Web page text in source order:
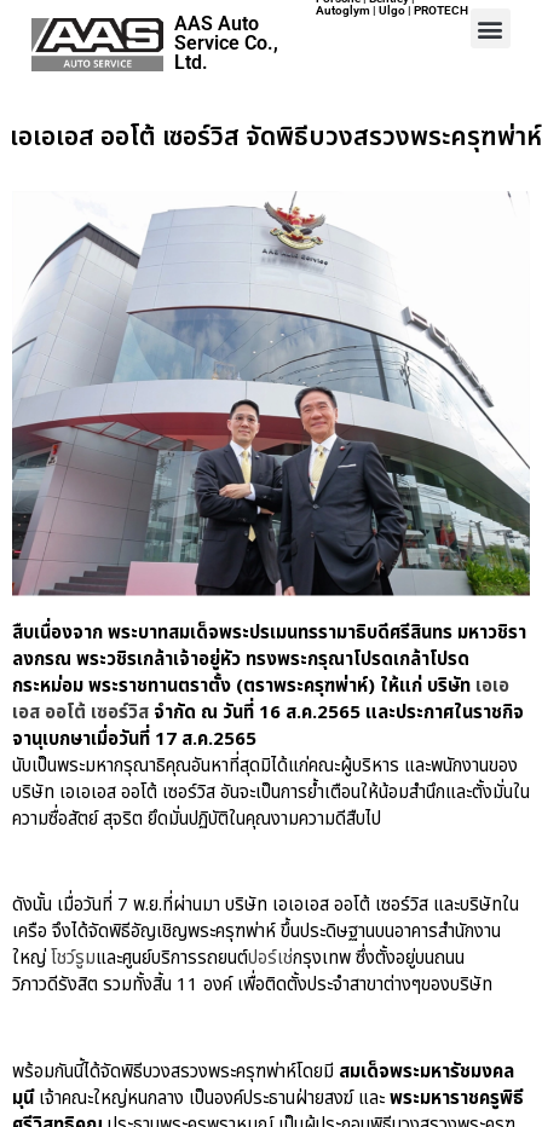
Events
Map
Contact
About Us
ปอร์เช่ เอเอเอสฯ พลิกแนวคิด
After Sale สู่ Porsche Ownership
Experience แบบครบวงจร ผ่าน
แคมเปญ Cayenne Service Clinic
เบนท์ลีย์ มอเตอร์ส ตีความ
‘Bentley Diamond’ ใหม่ ดีไซน์
ระดับซิกเนเจอร์ในยนตรกรรม
EV รุ่นแรก พร้อมเปิดตัวกันยายน
ปอร์เช่ เอเอเอสฯ ยกประสบการณ์
Porsche สู่ Central Northville ใน
งาน AAS Roadshow พร้อมข้อ
ความรู้การขับขี่รถยนต์เบนท์ลีย์
อย่างปลอดภัยในงาน
Extraordinary Chauffeur
Training 2026
Motorsport Live Experience
AAS Auto
Service Co.,
Ltd.
Autoglym | Ulgo | PROTECH
เอเอเอส ออโต้ เซอร์วิส จัดพิธีบวงสรวงพระครุฑพ่าห์
สืบเนื่องจาก พระบาทสมเด็จพระปรเมนทรรามาธิบดีศรีสินทร มหาวชิรา
ลงกรณ พระวชิรเกล้าเจ้าอยู่หัว ทรงพระกรุณาโปรดเกล้าโปรด
กระหม่อม พระราชทานตราตั้ง (ตราพระครุฑพ่าห์) ให้แก่ บริษัท เอเอ
เอส ออโต้ เซอร์วิส จำกัด ณ วันที่ 16 ส.ค.2565 และประกาศในราชกิจ
จานุเบกษาเมื่อวันที่ 17 ส.ค.2565
นับเป็นพระมหากรุณาธิคุณอันหาที่สุดมิได้แก่คณะผู้บริหาร และพนักงานของ
บริษัท เอเอเอส ออโต้ เซอร์วิส อันจะเป็นการย้ำเตือนให้น้อมสำนึกและตั้งมั่นใน
ความซื่อสัตย์ สุจริต ยึดมั่นปฏิบัติในคุณงามความดีสืบไป
ดังนั้น เมื่อวันที่ 7 พ.ย.ที่ผ่านมา บริษัท เอเอเอส ออโต้ เซอร์วิส และบริษัทใน
เครือ จึงได้จัดพิธีอัญเชิญพระครุฑพ่าห์ ขึ้นประดิษฐานบนอาคารสำนักงาน
ใหญ่โชว์รูมและศูนย์บริการรถยนต์ปอร์เช่กรุงเทพ ซึ่งตั้งอยู่บนถนน
วิภาวดีรังสิต รวมทั้งสิ้น 11 องค์ เพื่อติดตั้งประจำสาขาต่างๆของบริษัท
พร้อมกันนี้ได้จัดพิธีบวงสรวงพระครุฑพ่าห์โดยมี สมเด็จพระมหารัชมงคล
มุนีเจ้าคณะใหญ่หนกลาง เป็นองค์ประธานฝ่ายสงฆ์ และพระมหาราชครูพิธี